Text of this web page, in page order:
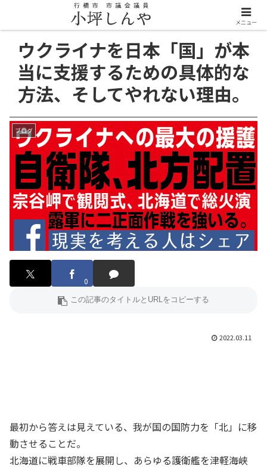
ウクライナを日本「国」が本
当に支援するための具体的な
方法、そしてやれない理由。
ブログ
0
2022.03.11
最初から答えは見えている、我が国の国防力を「北」に移
動させることだ。
北海道に戦車部隊を展開し、あらゆる護衛艦を津軽海峡
メニュー